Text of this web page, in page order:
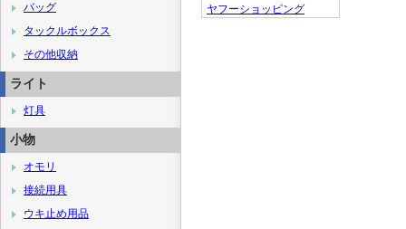
ヤフーショッピング
バッグ
タックルボックス
その他収納
ライト
灯具
小物
オモリ
接続用具
ウキ止め用品